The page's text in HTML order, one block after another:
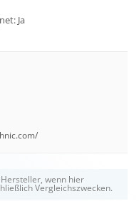
Ja
wenn hier
Vergleichszwecken.